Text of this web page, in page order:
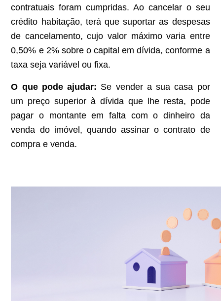
contratuais foram cumpridas. Ao cancelar o seu
crédito habitação, terá que suportar as despesas
de cancelamento, cujo valor máximo varia entre
0,50% e 2% sobre o capital em dívida, conforme a
taxa seja variável ou fixa.
O que pode ajudar: Se vender a sua casa por
um preço superior à dívida que lhe resta, pode
pagar o montante em falta com o dinheiro da
venda do imóvel, quando assinar o contrato de
compra e venda.